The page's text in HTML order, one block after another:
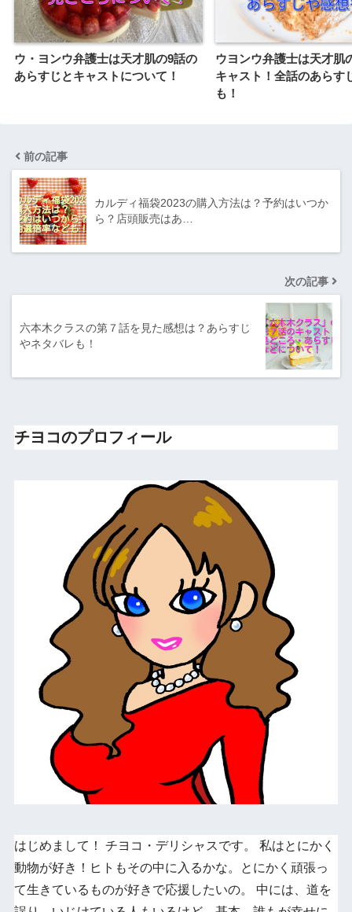
ウ・ヨンウ弁護士は天才肌の9話の
あらすじとキャストについて！
ウヨンウ弁護士は天才肌
キャスト！全話のあらす
も！
前の記事
カルディ福袋2023の購入方法は？予約はいつか
ら？店頭販売はあ…
次の記事
六本木クラスの第７話を見た感想は？あらすじ
やネタバレも！
チヨコのプロフィール
はじめまして！ チヨコ・デリシャスです。 私はとにかく
動物が好き！ヒトもその中に入るかな。とにかく頑張っ
て生きているものが好きで応援したいの。 中には、道を